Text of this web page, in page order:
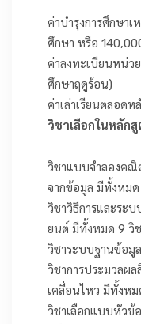
ค่าบำรุงการศึกษา
ศึกษา หรือ
ค่าลงทะเบียนหน่ว
ศึกษาฤดูร้อน)
ค่าเล่าเรียนตลอด
วิชาเลือกในหลักสู
วิชาแบบจำลองคณิ
จากข้อมูล มีทั้งหมด
วิชาวิธีการและระ
ยนต์ มีทั้งหมด 9 วิ
วิชาระบบฐานข้อมู
วิชาการประมวลผ
เคลื่อนไหว มีทั้งหม
วิชาเลือกแบบหัวข้